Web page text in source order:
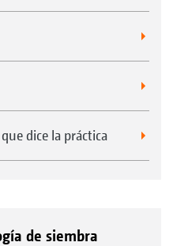
dice la práctica
de siembra